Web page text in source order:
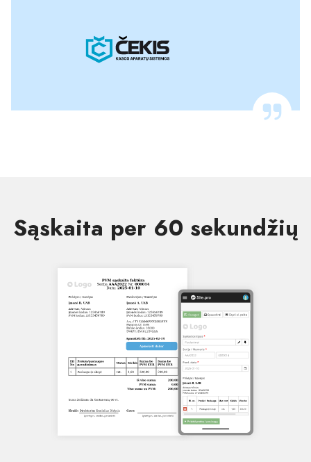
Sąskaita per 60 sekundžių